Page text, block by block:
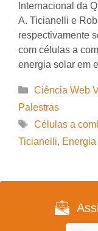
Internacional da
A. Ticianelli e
respectivamente
com células a
energia solar em
Categorias
Ciência Web
Palestras
Tags
Células a
Ticianelli,